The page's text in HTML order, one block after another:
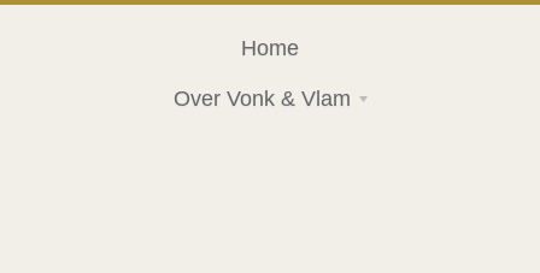
Home
Over Vonk & Vlam